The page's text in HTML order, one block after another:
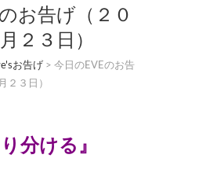
お告げ（２０
２３日）
お告げ > 今日のEVEのお告
２３日）
り分ける』